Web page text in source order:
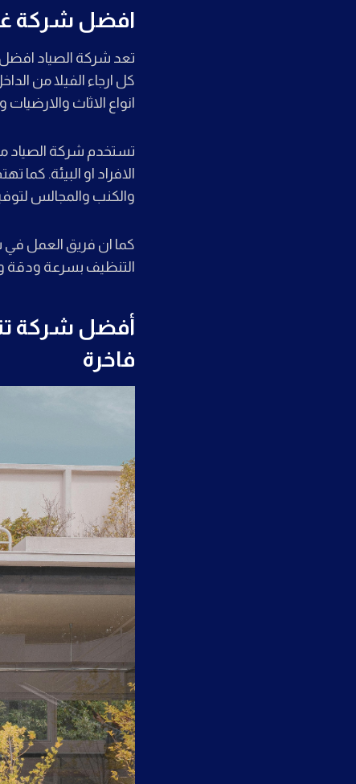
افضل شركة
تعد شركة الصياد
كل ارجاء الفيلا من
انواع الاثاث
تستخدم شركة الصياد
الافراد او البيئة.
والكنب والمجالس
كما ان فريق العمل في
التنظيف بسرعة ودقة
فاخرة